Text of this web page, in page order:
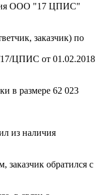
ООО "17 ЦПИС"
заказчик) по
17/ЦПИС от 01.02.2018
в размере 62 023
из наличия
обратился с